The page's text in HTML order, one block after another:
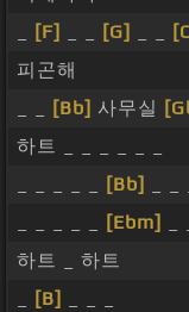
[F] [G]
피곤해
[Bb] 사무실
하트 _ _ _ _ _ _
[Bb]
[Ebm]
하트 _ 하트
[B]